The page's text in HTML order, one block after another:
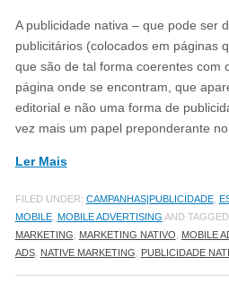
A publicidade nativa – que pode ser
publicitários (colocados em páginas
que são de tal forma coerentes com
página onde se encontram, que
editorial e não uma forma de
vez mais um papel preponderante
Ler Mais
FILED UNDER: CAMPANHAS|PUBLICIDADE,
MOBILE, MOBILE ADVERTISING AND
MARKETING
MARKETING NATIVO MOBILE
ADS, NATIVE MARKETING PUBLICIDADE